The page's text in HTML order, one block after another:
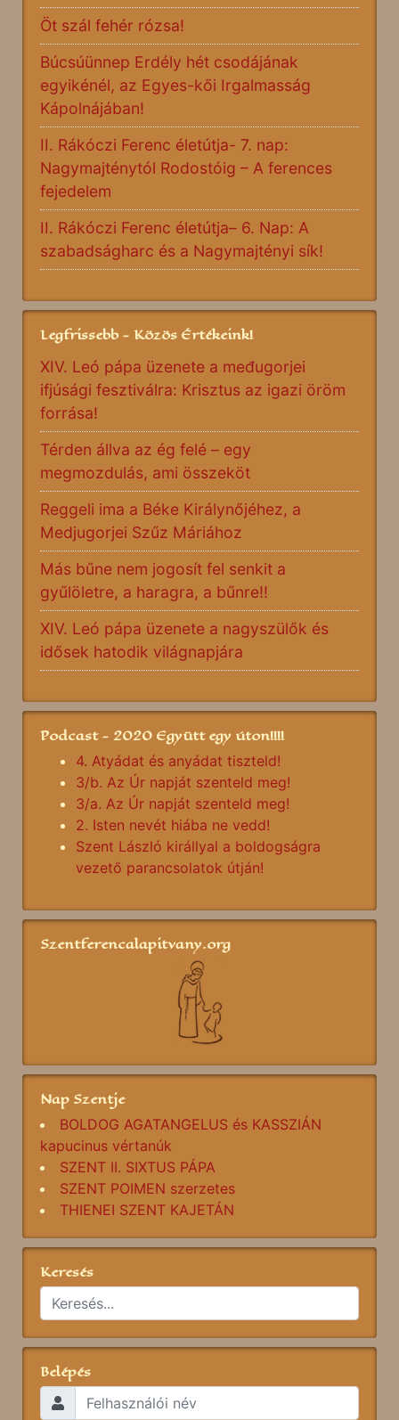
Öt szál fehér rózsa!
Búcsúünnep Erdély hét csodájának
egyikénél, az Egyes-kői Irgalmasság
Kápolnájában!
II. Rákóczi Ferenc életútja- 7. nap:
Nagymajténytól Rodostóig – A ferences
fejedelem
II. Rákóczi Ferenc életútja– 6. Nap: A
szabadságharc és a Nagymajtényi sík!
Legfrissebb - Közös Értékeink!
XIV. Leó pápa üzenete a međugorjei
ifjúsági fesztiválra: Krisztus az igazi öröm
forrása!
Térden állva az ég felé – egy
megmozdulás, ami összeköt
Reggeli ima a Béke Királynőjéhez, a
Medjugorjei Szűz Máriához
Más bűne nem jogosít fel senkit a
gyűlöletre, a haragra, a bűnre!!
XIV. Leó pápa üzenete a nagyszülők és
idősek hatodik világnapjára
Podcast - 2020 Együtt egy úton!!!!
4. Atyádat és anyádat tiszteld!
3/b. Az Úr napját szenteld meg!
3/a. Az Úr napját szenteld meg!
2. Isten nevét hiába ne vedd!
Szent László királlyal a boldogságra
vezető parancsolatok útján!
Szentferencalapitvany.org
Nap Szentje
BOLDOG AGATANGELUS és KASSZIÁN
kapucinus vértanúk
SZENT II. SIXTUS PÁPA
SZENT POIMEN szerzetes
THIENEI SZENT KAJETÁN
Keresés
Belépés